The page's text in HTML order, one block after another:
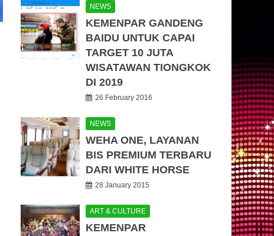
NEWS
KEMENPAR GANDENG
BAIDU UNTUK CAPAI
TARGET 10 JUTA
WISATAWAN TIONGKOK
DI 2019
26 February 2016
NEWS
WEHA ONE, LAYANAN
BIS PREMIUM TERBARU
DARI WHITE HORSE
28 January 2015
ART & CULTURE
KEMENPAR